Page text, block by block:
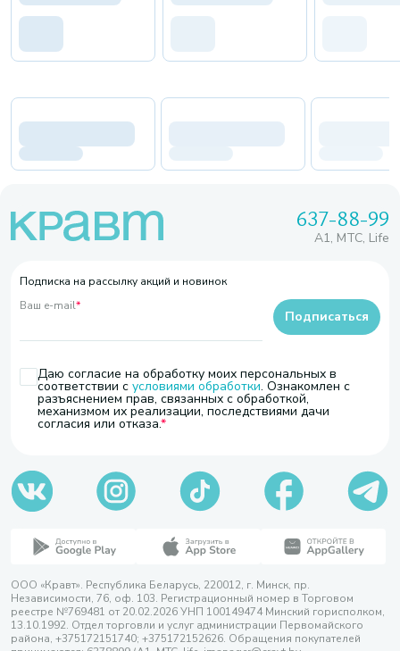
637-88-99
A1, МТС, Life
Подписка на рассылку акций и новинок
Ваш e-mail*
Даю согласие на обработку моих персональных в
соответствии с условиями обработки. Ознакомлен с
разъяснением прав, связанных с обработкой,
механизмом их реализации, последствиями дачи
согласия или отказа.
Подписаться
ООО «Кравт». Республика Беларусь, 220012, г. Минск, пр.
Независимости, 76, оф. 103. Регистрационный номер в Торговом
реестре №769481 от 20.02.2026 УНП 100149474 Минский горисполком,
13.10.1992. Отдел торговли и услуг администрации Первомайского
района, +375172151740; +375172152626. Обращения покупателей